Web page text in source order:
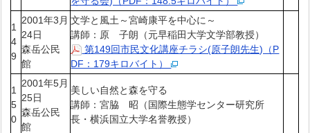
1
4
9
2001年3月
24日
森岳公民
館
文学と風土～宮崎康平を中心に～
講師：原 子朗（元早稲田大学文学部教授）
第149回市民文化講座チラシ(原子朗先生)（P
DF：179キロバイト）
1
5
0
2001年5月
25日
森岳公民
館
美しい自然と森を守る
講師：宮脇 昭（国際生態学センター研究所
長・横浜国立大学名誉教授）